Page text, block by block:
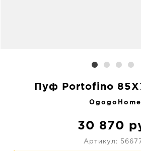
Пуф Portofino
OgogoHome
30 870
Артикул: